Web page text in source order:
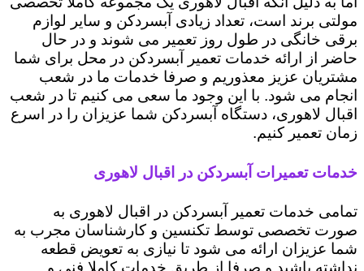
مولتی برند است، تعداد زیادی آبسردکن و سایر لوازم
برقی خانگی در طول روز تعمیر می شوند و در حال
حاضر از ارائه خدمات تعمیر آبسردکن در محل برای شما
مشتریان عزیز معذوریم و صرفا خدمات ما در شعب
انجام می شود. با این وجود ما سعی می کنیم تا در شعب
اقبال لاهوری، دستگاه آبسردکن شما عزیزان را در اسرع
زمان تعمیر کنیم.
خدمات تعمیرات آبسردکن در اقبال لاهوری
تمامی خدمات تعمیر آبسردکن در اقبال لاهوری به
صورت تخصصی توسط تکنسین و کارشناسان مجرب به
شما عزیزان ارائه می شود تا نیازی به تعویض قطعه
نداشته باشید و صرفا از طریق خدمات کاملا فنی و